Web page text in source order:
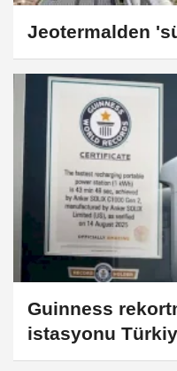
Jeotermalden
Guinness
istasyonu